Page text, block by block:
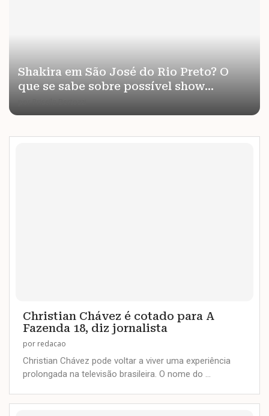
Shakira em São José do Rio Preto? O
que se sabe sobre possível show...
Christian Chávez é cotado para A
Fazenda 18, diz jornalista
por redacao
Christian Chávez pode voltar a viver uma experiência
prolongada na televisão brasileira. O nome do …